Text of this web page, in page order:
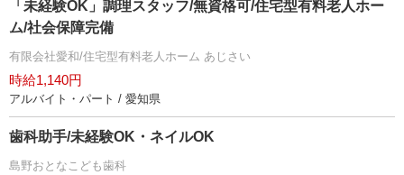
「未経験OK」調理スタッフ/無資格可/住宅型有料老人ホー
ム/社会保障完備
有限会社愛和/住宅型有料老人ホーム あじさい
時給1,140円
アルバイト・パート / 愛知県
歯科助手/未経験OK・ネイルOK
島野おとなこども歯科